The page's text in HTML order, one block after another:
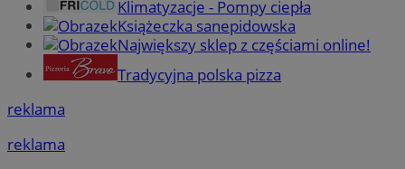
Klimatyzacje - Pompy ciepła
Książeczka sanepidowska
Największy sklep z częściami online!
Tradycyjna polska pizza
reklama
reklama